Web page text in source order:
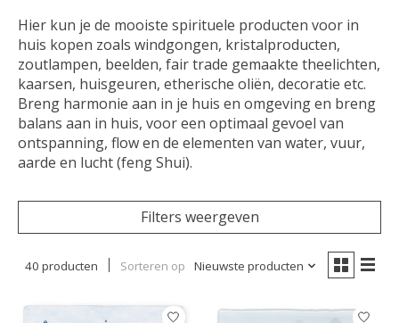
Hier kun je de mooiste spirituele producten voor in
huis kopen zoals windgongen, kristalproducten,
zoutlampen, beelden, fair trade gemaakte theelichten,
kaarsen, huisgeuren, etherische oliën, decoratie etc.
Breng harmonie aan in je huis en omgeving en breng
balans aan in huis, voor een optimaal gevoel van
ontspanning, flow en de elementen van water, vuur,
aarde en lucht (feng Shui).
Filters weergeven
40 producten Sorteren op Nieuwste producten